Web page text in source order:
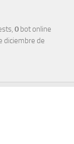
0 bot online
diciembre de